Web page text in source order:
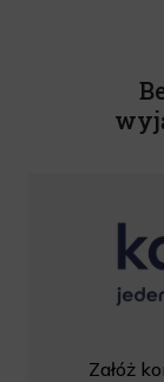
Załóż